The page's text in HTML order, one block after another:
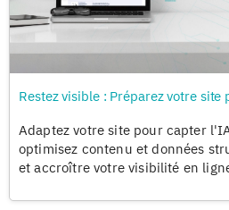
Restez visible : Préparez votre site
Adaptez votre site pour capter
optimisez contenu et données
et accroître votre visibilité en